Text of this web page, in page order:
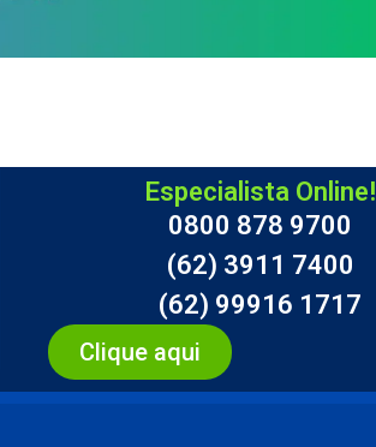
Especialista Online!
0800 878 9700
(62) 3911 7400
(62) 99916 1717
Clique aqui